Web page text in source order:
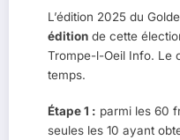
L’édition 2025 du
édition de cette
Trompe-l-Oeil Info. Le
temps.
Étape 1 : parmi les 60
seules les 10 ayant